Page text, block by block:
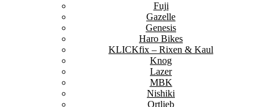
Fuji
Gazelle
Genesis
Haro Bikes
KLICKfix – Rixen & Kaul
Knog
Lazer
MBK
Nishiki
Ortlieb